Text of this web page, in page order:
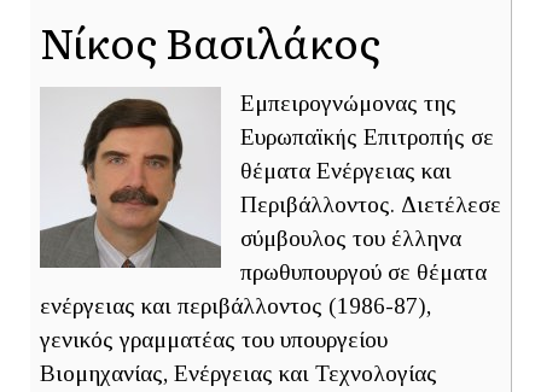
Νίκος Βασιλάκος
Εμπειρογνώμονας της
Ευρωπαϊκής Επιτροπής σε
θέματα Ενέργειας και
Περιβάλλοντος. Διετέλεσε
σύμβουλος του έλληνα
πρωθυπουργού σε θέματα
ενέργειας και περιβάλλοντος (1986-87),
γενικός γραμματέας του υπουργείου
Βιομηχανίας, Ενέργειας και Τεχνολογίας